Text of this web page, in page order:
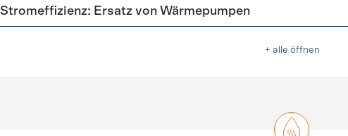
Stromeffizienz: Ersatz von Wärmepumpen
+ alle öffnen